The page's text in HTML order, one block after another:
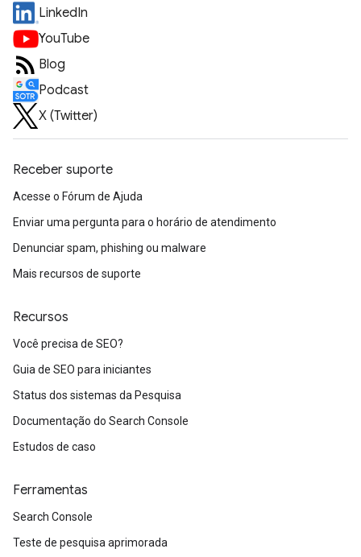
LinkedIn
YouTube
Blog
Podcast
X (Twitter)
Receber suporte
Acesse o Fórum de Ajuda
Enviar uma pergunta para o horário de atendimento
Denunciar spam, phishing ou malware
Mais recursos de suporte
Recursos
Você precisa de SEO?
Guia de SEO para iniciantes
Status dos sistemas da Pesquisa
Documentação do Search Console
Estudos de caso
Ferramentas
Search Console
Teste de pesquisa aprimorada